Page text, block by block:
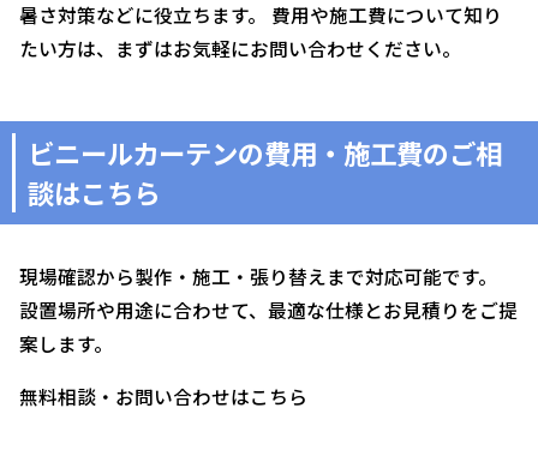
暑さ対策などに役立ちます。 費用や施工費について知り
たい方は、まずはお気軽にお問い合わせください。
ビニールカーテンの費用・施工費のご相
談はこちら
現場確認から製作・施工・張り替えまで対応可能です。
設置場所や用途に合わせて、最適な仕様とお見積りをご提
案します。
無料相談・お問い合わせはこちら